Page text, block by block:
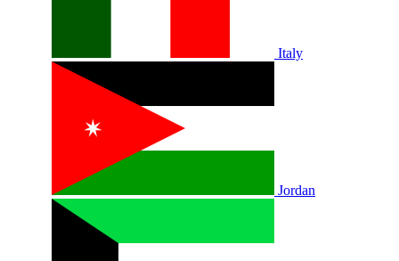
Italy
Jordan